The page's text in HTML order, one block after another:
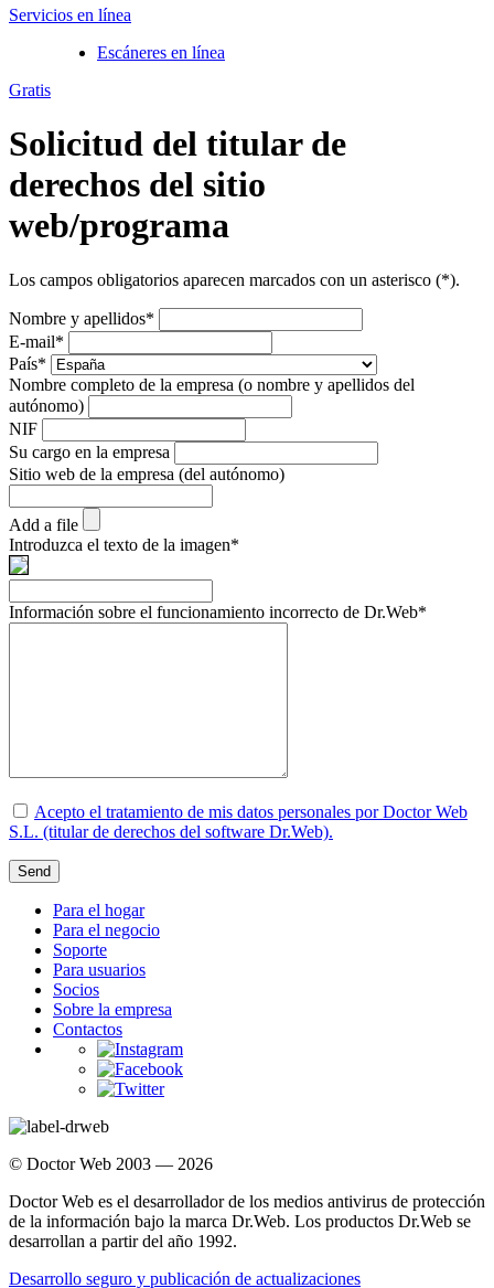
Servicios en línea
Escáneres en línea
Gratis
Solicitud del titular de
derechos del sitio
web/programa
Los campos obligatorios aparecen marcados con un asterisco (*).
Nombre y apellidos*
E-mail*
País*
Nombre completo de la empresa (o nombre y apellidos del
autónomo)
NIF
Su cargo en la empresa
Sitio web de la empresa (del autónomo)
Add a file
Introduzca el texto de la imagen*
Información sobre el funcionamiento incorrecto de Dr.Web*
Acepto el tratamiento de mis datos personales por Doctor Web
S.L. (titular de derechos del software Dr.Web).
Send
Para el hogar
Para el negocio
Soporte
Para usuarios
Socios
Sobre la empresa
Contactos
© Doctor Web 2003 — 2026
Doctor Web es el desarrollador de los medios antivirus de protección
de la información bajo la marca Dr.Web. Los productos Dr.Web se
desarrollan a partir del año 1992.
Desarrollo seguro y publicación de actualizaciones